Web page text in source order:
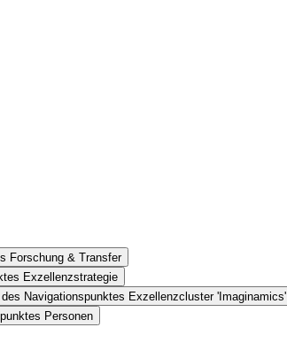
Forschung & Transfer
Exzellenzstrategie
Navigationspunktes Exzellenzcluster 'Imaginamics'
Personen